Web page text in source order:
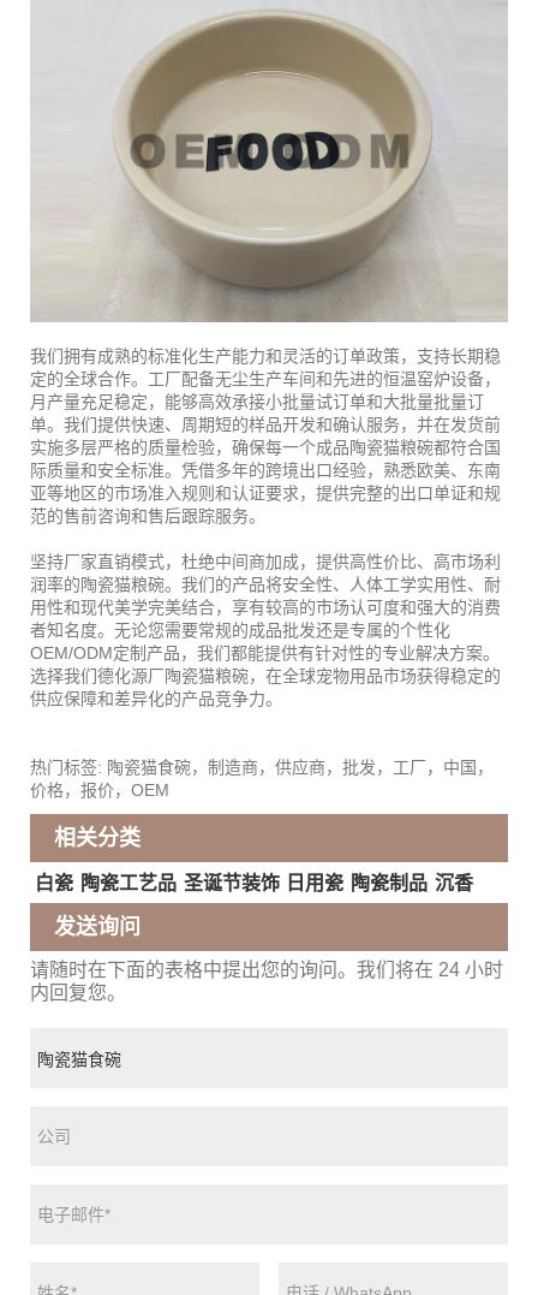
我们拥有成熟的标准化生产能力和灵活的订单政策，支持长期稳
定的全球合作。工厂配备无尘生产车间和先进的恒温窑炉设备，
月产量充足稳定，能够高效承接小批量试订单和大批量批量订
单。我们提供快速、周期短的样品开发和确认服务，并在发货前
实施多层严格的质量检验，确保每一个成品陶瓷猫粮碗都符合国
际质量和安全标准。凭借多年的跨境出口经验，熟悉欧美、东南
亚等地区的市场准入规则和认证要求，提供完整的出口单证和规
范的售前咨询和售后跟踪服务。
坚持厂家直销模式，杜绝中间商加成，提供高性价比、高市场利
润率的陶瓷猫粮碗。我们的产品将安全性、人体工学实用性、耐
用性和现代美学完美结合，享有较高的市场认可度和强大的消费
者知名度。无论您需要常规的成品批发还是专属的个性化
OEM/ODM定制产品，我们都能提供有针对性的专业解决方案。
选择我们德化源厂陶瓷猫粮碗，在全球宠物用品市场获得稳定的
供应保障和差异化的产品竞争力。
热门标签: 陶瓷猫食碗，制造商，供应商，批发，工厂，中国，
价格，报价，OEM
相关分类
白瓷 陶瓷工艺品 圣诞节装饰 日用瓷 陶瓷制品 沉香
发送询问
请随时在下面的表格中提出您的询问。我们将在 24 小时
内回复您。